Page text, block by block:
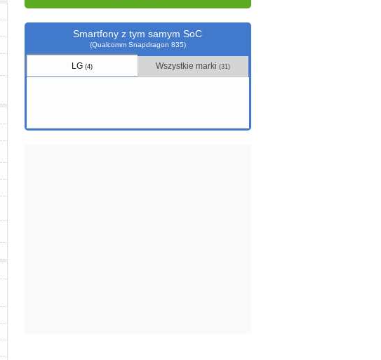
Smartfony z tym samym SoC
(Qualcomm Snapdragon 835)
LG(4) Wszystkie marki(31)